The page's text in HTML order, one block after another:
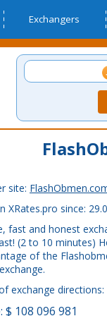
Exchangers
site:
XRates.pro since:
fast and honest
(2 to 10 minutes)
of the
exchange directions:
$ 108 096 981